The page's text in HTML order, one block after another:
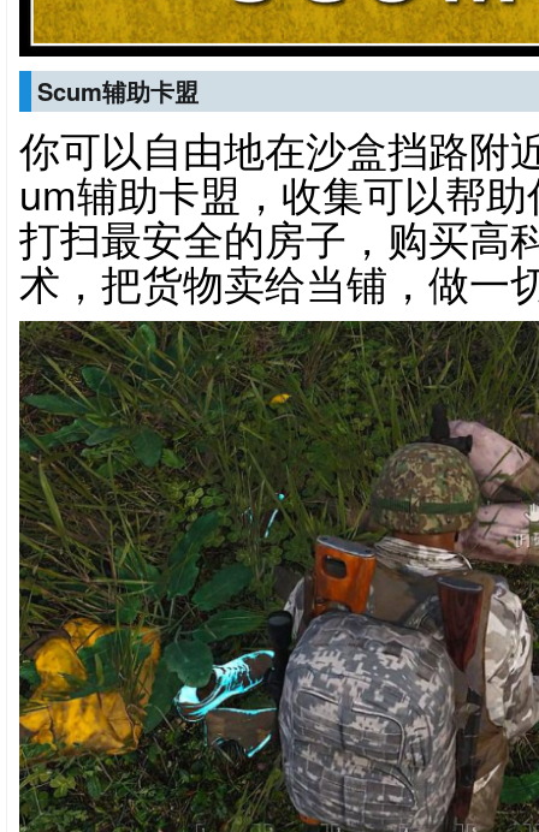
Scum辅助卡盟
你可以自由地在沙盒挡路附
um辅助卡盟，收集可以帮
打扫最安全的房子，购买高
术，把货物卖给当铺，做一